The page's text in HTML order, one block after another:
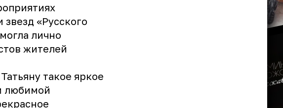
«Русского
лично
жителей
такое яркое
любимой